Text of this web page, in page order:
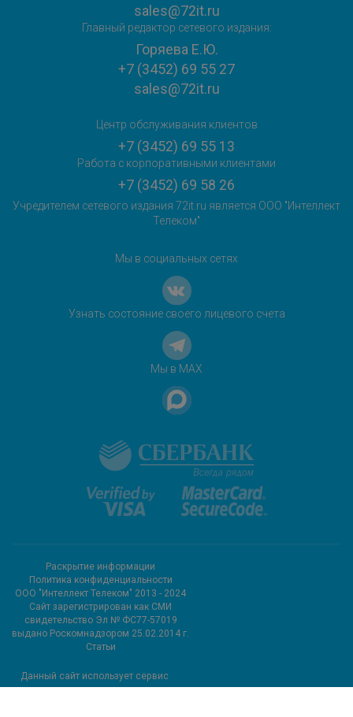
sales@72it.ru
Главный редактор сетевого издания:
Горяева Е.Ю.
+7 (3452) 69 55 27
sales@72it.ru
Центр обслуживания клиентов
+7 (3452) 69 55 13
Работа с корпоративными клиентами
+7 (3452) 69 58 26
Учредителем сетевого издания 72it.ru является ООО "Интеллект
Телеком"
Мы в социальных сетях
Узнать состояние своего лицевого счета
Мы в MAX
Раскрытие информации
Политика конфиденциальности
ООО "Интеллект Телеком" 2013 - 2024
Cайт зарегистрирован как СМИ
свидетельство Эл № ФС77-57019
выдано Роскомнадзором 25.02.2014 г.
Статьи
Данный сайт использует сервис
метрических программ и